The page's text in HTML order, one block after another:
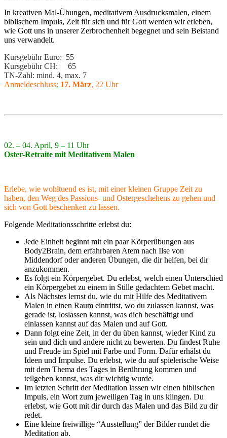
In kreativen Mal-Übungen, meditativem Ausdrucksmalen, einem
biblischem Impuls, Zeit für sich und für Gott werden wir erleben,
wie Gott uns in unserer Zerbrochenheit begegnet und sein Beistand
uns verwandelt.
Kursgebühr Euro: 55
Kursgebühr CH: 65
TN-Zahl: mind. 4, max. 7
Anmeldeschluss: 17. März, 22 Uhr
02. – 04. April, 9 – 11 Uhr
Oster-Retraite mit Meditativem Malen
Erlebe, wie wohltuend es ist, mit einer kleinen Gruppe Zeit zu
haben, den Weg des Passions- und Ostergeschehens zu gehen und
sich von Gott beschenken zu lassen.
Folgende Meditationsschritte erlebst du:
Jede Einheit beginnt mit ein paar Körperübungen aus
Body2Brain, dem erfahrbaren Atem nach Ilse von
Middendorf oder anderen Übungen, die dir helfen, bei dir
anzukommen.
Es folgt ein Körpergebet. Du erlebst, welch einen Unterschied
ein Körpergebet zu einem in Stille gedachtem Gebet macht.
Als Nächstes lernst du, wie du mit Hilfe des Meditativem
Malen in einen Raum eintrittst, wo du zulassen kannst, was
gerade ist, loslassen kannst, was dich beschäftigt und
einlassen kannst auf das Malen und auf Gott.
Dann folgt eine Zeit, in der du üben kannst, wieder Kind zu
sein und dich und andere nicht zu bewerten. Du findest Ruhe
und Freude im Spiel mit Farbe und Form. Dafür erhälst du
Ideen und Impulse. Du erlebst, wie du auf spielerische Weise
mit dem Thema des Tages in Berührung kommen und
teilgeben kannst, was dir wichtig wurde.
Im letzten Schritt der Meditation lassen wir einen biblischen
Impuls, ein Wort zum jeweiligen Tag in uns klingen. Du
erlebst, wie Gott mit dir durch das Malen und das Bild zu dir
redet.
Eine kleine freiwillige “Ausstellung” der Bilder rundet die
Meditation ab.